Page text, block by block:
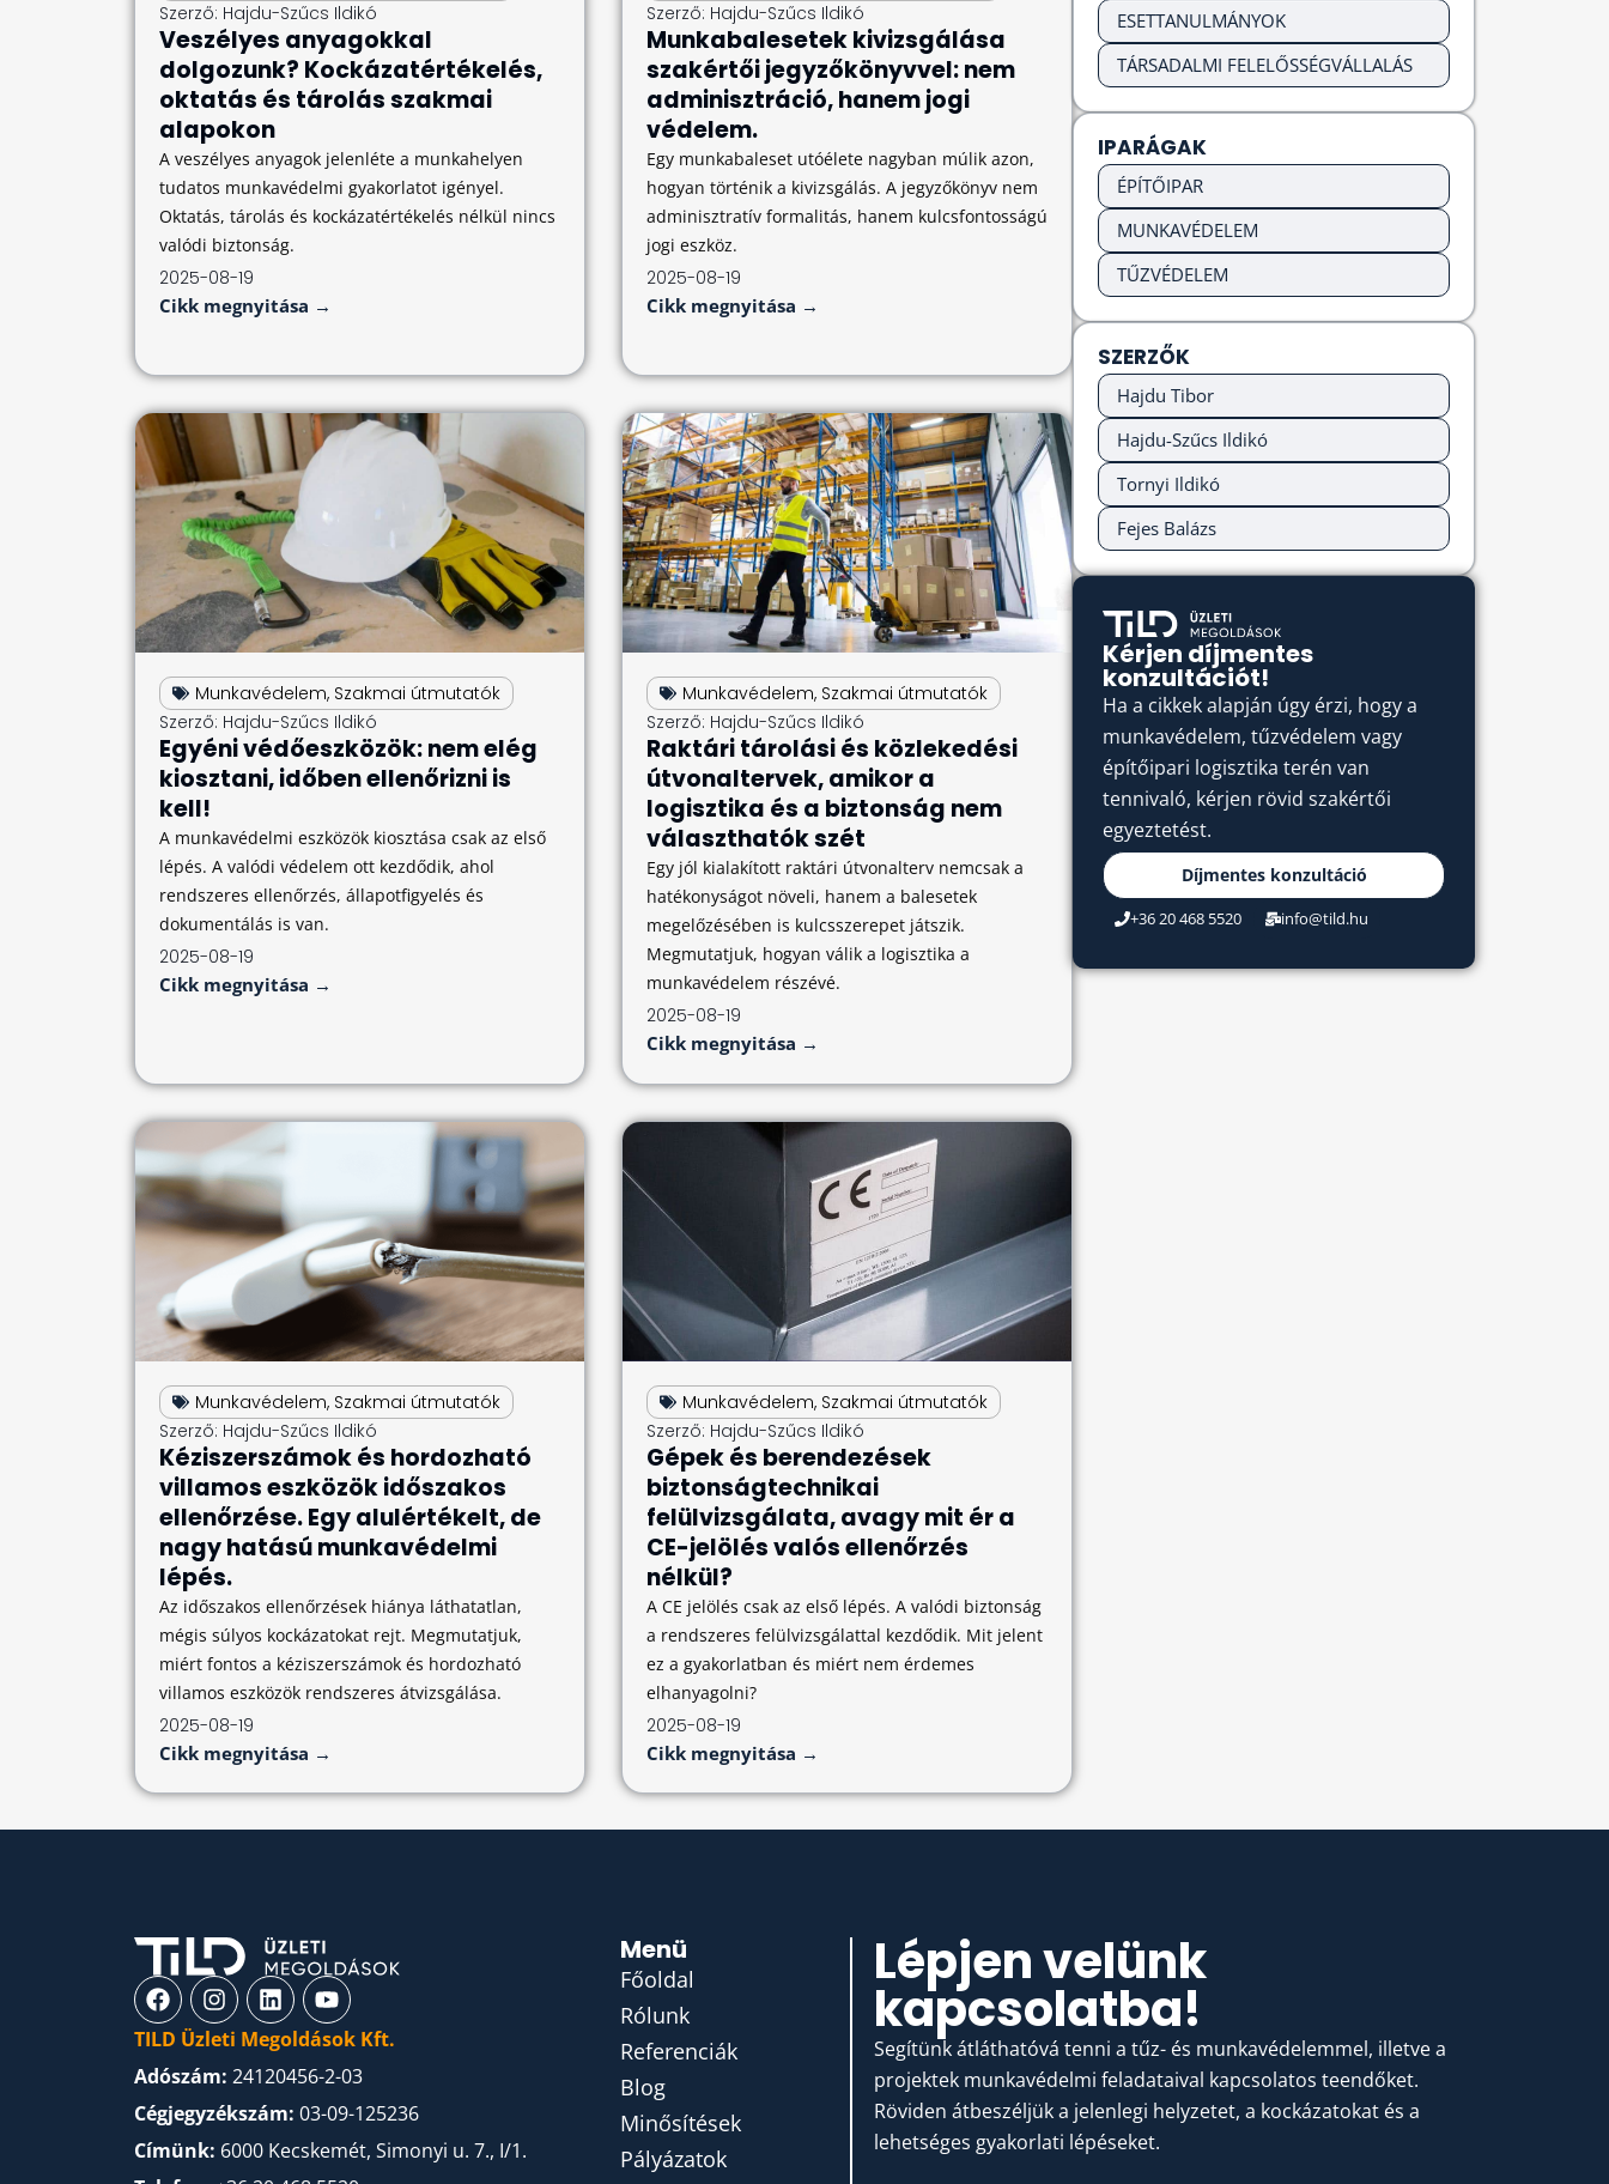
Szerző: Hajdu-Szűcs Ildikó
Veszélyes anyagokkal
dolgozunk? Kockázatértékelés,
oktatás és tárolás szakmai
alapokon
A veszélyes anyagok jelenléte a munkahelyen
tudatos munkavédelmi gyakorlatot igényel.
Oktatás, tárolás és kockázatértékelés nélkül nincs
valódi biztonság.
2025-08-19
Cikk megnyitása →
Szerző: Hajdu-Szűcs Ildikó
Munkabalesetek kivizsgálása
szakértői jegyzőkönyvvel: nem
adminisztráció, hanem jogi
védelem.
Egy munkabaleset utóélete nagyban múlik azon,
hogyan történik a kivizsgálás. A jegyzőkönyv nem
adminisztratív formalitás, hanem kulcsfontosságú
jogi eszköz.
2025-08-19
Cikk megnyitása →
Munkavédelem, Szakmai útmutatók
Szerző: Hajdu-Szűcs Ildikó
Egyéni védőeszközök: nem elég
kiosztani, időben ellenőrizni is
kell!
A munkavédelmi eszközök kiosztása csak az első
lépés. A valódi védelem ott kezdődik, ahol
rendszeres ellenőrzés, állapotfigyelés és
dokumentálás is van.
2025-08-19
Cikk megnyitása →
Munkavédelem, Szakmai útmutatók
Szerző: Hajdu-Szűcs Ildikó
Raktári tárolási és közlekedési
útvonaltervek, amikor a
logisztika és a biztonság nem
választhatók szét
Egy jól kialakított raktári útvonalterv nemcsak a
hatékonyságot növeli, hanem a balesetek
megelőzésében is kulcsszerepet játszik.
Megmutatjuk, hogyan válik a logisztika a
munkavédelem részévé.
2025-08-19
Cikk megnyitása →
Munkavédelem, Szakmai útmutatók
Szerző: Hajdu-Szűcs Ildikó
Kéziszerszámok és hordozható
villamos eszközök időszakos
ellenőrzése. Egy alulértékelt, de
nagy hatású munkavédelmi
lépés.
Az időszakos ellenőrzések hiánya láthatatlan,
mégis súlyos kockázatokat rejt. Megmutatjuk,
miért fontos a kéziszerszámok és hordozható
villamos eszközök rendszeres átvizsgálása.
2025-08-19
Cikk megnyitása →
Munkavédelem, Szakmai útmutatók
Szerző: Hajdu-Szűcs Ildikó
Gépek és berendezések
biztonságtechnikai
felülvizsgálata, avagy mit ér a
CE-jelölés valós ellenőrzés
nélkül?
A CE jelölés csak az első lépés. A valódi biztonság
a rendszeres felülvizsgálattal kezdődik. Mit jelent
ez a gyakorlatban és miért nem érdemes
elhanyagolni?
2025-08-19
Cikk megnyitása →
ESETTANULMÁNYOK
TÁRSADALMI FELELŐSSÉGVÁLLALÁS
IPARÁGAK
ÉPÍTŐIPAR
MUNKAVÉDELEM
TŰZVÉDELEM
SZERZŐK
Hajdu Tibor
Hajdu-Szűcs Ildikó
Tornyi Ildikó
Fejes Balázs
Kérjen díjmentes
konzultációt!
Ha a cikkek alapján úgy érzi, hogy a
munkavédelem, tűzvédelem vagy
építőipari logisztika terén van
tennivaló, kérjen rövid szakértői
egyeztetést.
Díjmentes konzultáció
+36 20 468 5520 info@tild.hu
TILD Üzleti Megoldások Kft.
Adószám: 24120456-2-03
Cégjegyzékszám: 03-09-125236
Címünk: 6000 Kecskemét, Simonyi u. 7., I/1.
Menü
Főoldal
Rólunk
Referenciák
Blog
Minősítések
Pályázatok
Lépjen velünk
kapcsolatba!
Segítünk átláthatóvá tenni a tűz- és munkavédelemmel, illetve a
projektek munkavédelmi feladataival kapcsolatos teendőket.
Röviden átbeszéljük a jelenlegi helyzetet, a kockázatokat és a
lehetséges gyakorlati lépéseket.